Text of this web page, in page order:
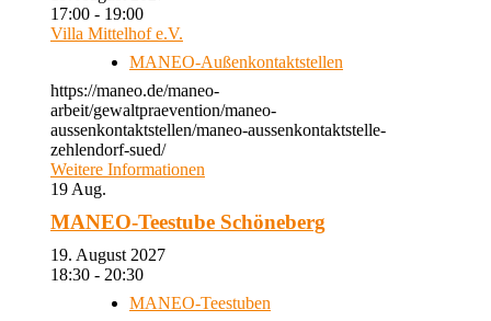
17:00 - 19:00
Villa Mittelhof e.V.
MANEO-Außenkontaktstellen
https://maneo.de/maneo-
arbeit/gewaltpraevention/maneo-
aussenkontaktstellen/maneo-aussenkontaktstelle-
zehlendorf-sued/
Weitere Informationen
19 Aug.
MANEO-Teestube Schöneberg
19. August 2027
18:30 - 20:30
MANEO-Teestuben